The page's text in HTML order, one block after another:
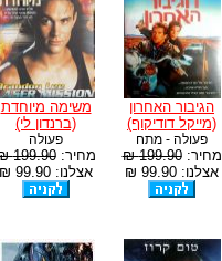
הגיבור האחרון
(מייקל דודיקוף)
פעולה - מתח
מחיר:199.90 ₪
אצלנו: 99.90 ₪
משימה מיוחדת
(ברנדון לי)
פעולה
מחיר:199.90 ₪
אצלנו: 99.90 ₪